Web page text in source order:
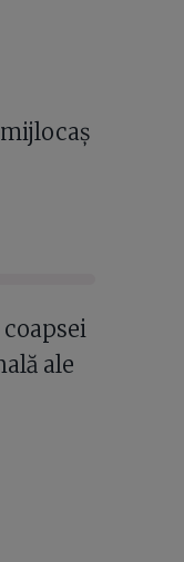
ale